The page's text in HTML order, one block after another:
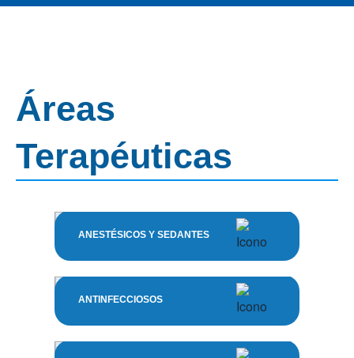
Áreas
Terapéuticas
ANESTÉSICOS Y SEDANTES
ANTINFECCIOSOS